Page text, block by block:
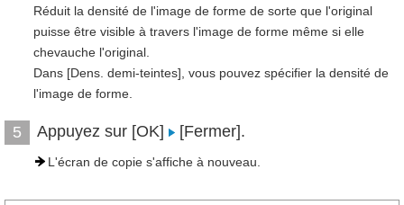
Réduit la densité de l'image de forme de sorte que l'original
puisse être visible à travers l'image de forme même si elle
chevauche l'original.
Dans [Dens. demi-teintes], vous pouvez spécifier la densité de
l'image de forme.
5 Appuyez sur [OK] [Fermer].
L'écran de copie s'affiche à nouveau.